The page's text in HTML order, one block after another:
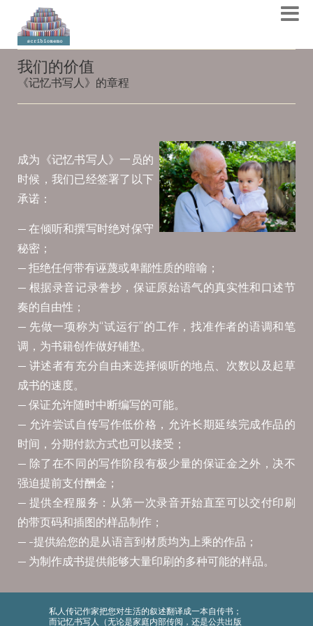
我们的价值
《记忆书写人》的章程
成为《记忆书写人》一员的
时候，我们已经签署了以下
承诺：
— 在倾听和撰写时绝对保守
秘密；
— 拒绝任何带有诬蔑或卑鄙性质的暗喻；
— 根据录音记录誊抄，保证原始语气的真实性和口述节
奏的自由性；
— 先做一项称为“试运行”的工作，找准作者的语调和笔
调，为书籍创作做好铺垫。
— 讲述者有充分自由来选择倾听的地点、次数以及起草
成书的速度。
— 保证允许随时中断编写的可能。
— 允许尝试自传写作低价格，允许长期延续完成作品的
时间，分期付款方式也可以接受；
— 除了在不同的写作阶段有极少量的保证金之外，决不
强迫提前支付酬金；
— 提供全程服务：从第一次录音开始直至可以交付印刷
的带页码和插图的样品制作；
— -提供給您的是从语言到材质均为上乘的作品；
— 为制作成书提供能够大量印刷的多种可能的样品。
私人传记作家把您对生活的叙述翻译成一本自传书；
而记忆书写人（无论是家庭内部传阅，还是公共出版